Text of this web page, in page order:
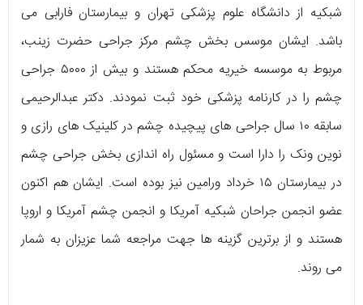
شبکیه از دانشگاه علوم پزشکی تهران و بیمارستان فارابی می
باشد. ایشان موسس بخش چشم مرکز جراحی حضرت زینب،
مربوط به موسسه خیریه محکم هستند و بیش از ۵۰۰۰ جراحی
چشم را در کارنامه پزشکی خود ثبت نمودند. دکتر عبدالرحیمی
سابقه ۱۰ سال جراحی‌ های پیچیده چشم در کلینیک‌ های رازی و
نوین ونک را دارا است و مسئول راه‌ اندازی بخش جراحی چشم
در بیمارستان ۱۵ خرداد ورامین نیز بوده است‌. ایشان هم اکنون
عضو انجمن جراحان شبکیه آمریکا و انجمن چشم آمریکا و اروپا
هستند و از برترین گزینه‌ ها جهت مراجعه شما عزیزان به شمار
می‌ روند.